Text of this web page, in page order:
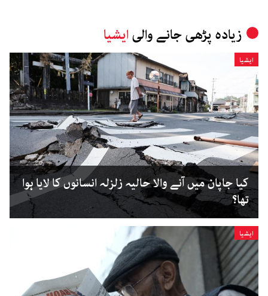
زیادہ پڑھی جانے والیایشیا
ایشیا
کیا جاپان میں آنے والا حالیہ زلزلہ انسانوں کا لایا ہوا
تھا؟
ایشیا